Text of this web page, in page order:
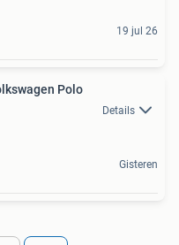
19 jul 26
Polo
Details
Gisteren